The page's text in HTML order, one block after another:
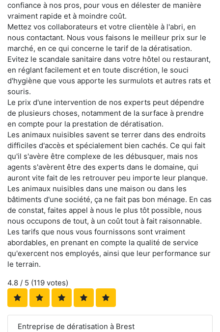
confiance à nos pros, pour vous en délester de manière
vraiment rapide et à moindre coût.
Mettez vos collaborateurs et votre clientèle à l'abri, en
nous contactant. Nous vous faisons le meilleur prix sur le
marché, en ce qui concerne le tarif de la dératisation.
Evitez le scandale sanitaire dans votre hôtel ou restaurant,
en réglant facilement et en toute discrétion, le souci
d'hygiène que vous apporte les surmulots et autres rats et
souris.
Le prix d'une intervention de nos experts peut dépendre
de plusieurs choses, notamment de la surface à prendre
en compte pour la prestation de dératisation.
Les animaux nuisibles savent se terrer dans des endroits
difficiles d'accès et spécialement bien cachés. Ce qui fait
qu'il s'avère être complexe de les débusquer, mais nos
agents s'avèrent être des experts dans le domaine, qui
auront vite fait de les retrouver peu importe leur planque.
Les animaux nuisibles dans une maison ou dans les
bâtiments d'une société, ça ne fait pas bon ménage. En cas
de constat, faites appel à nous le plus tôt possible, nous
nous occupons de tout, à un coût tout à fait raisonnable.
Les tarifs que nous vous fournissons sont vraiment
abordables, en prenant en compte la qualité de service
qu'exercent nos employés, ainsi que leur performance sur
le terrain.
4.8 / 5 (119 votes)
Entreprise de dératisation à Brest